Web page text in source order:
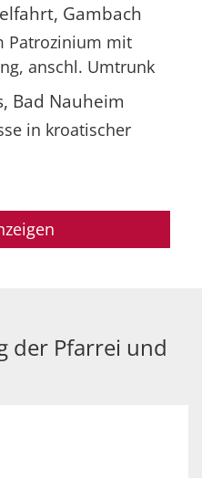
Gambach
Patrozinium mit
anschl. Umtrunk
Bad Nauheim
in kroatischer
der Pfarrei und